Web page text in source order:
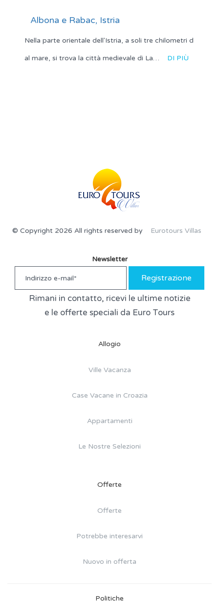
Albona e Rabac, Istria
Nella parte orientale dell'Istria, a soli tre chilometri d
al mare, si trova la città medievale di La… DI PIÙ
© Copyright 2026 All rights reserved by Eurotours Villas
Newsletter
Registrazione
Rimani in contatto, ricevi le ultime notizie
e le offerte speciali da Euro Tours
Allogio
Ville Vacanza
Case Vacane in Croazia
Appartamenti
Le Nostre Selezioni
Offerte
Offerte
Potrebbe interesarvi
Nuovo in offerta
Politiche